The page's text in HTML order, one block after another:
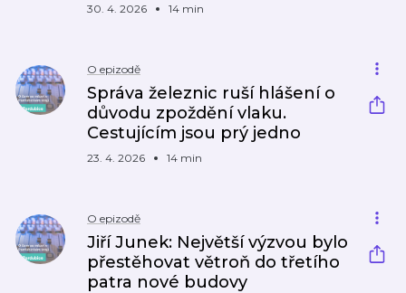
30. 4. 2026 14 min
O epizodě
Správa železnic ruší hlášení o
důvodu zpoždění vlaku.
Cestujícím jsou prý jedno
23. 4. 2026 14 min
O epizodě
Jiří Junek: Největší výzvou bylo
přestěhovat větroň do třetího
patra nové budovy